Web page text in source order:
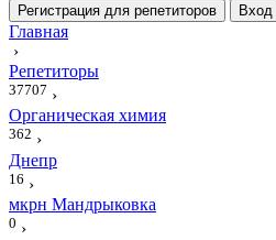
Регистрация для репетиторов Вход
Главная
›
Репетиторы
37707 ›
Органическая химия
362 ›
Днепр
16 ›
мкрн Мандрыковка
0 ›